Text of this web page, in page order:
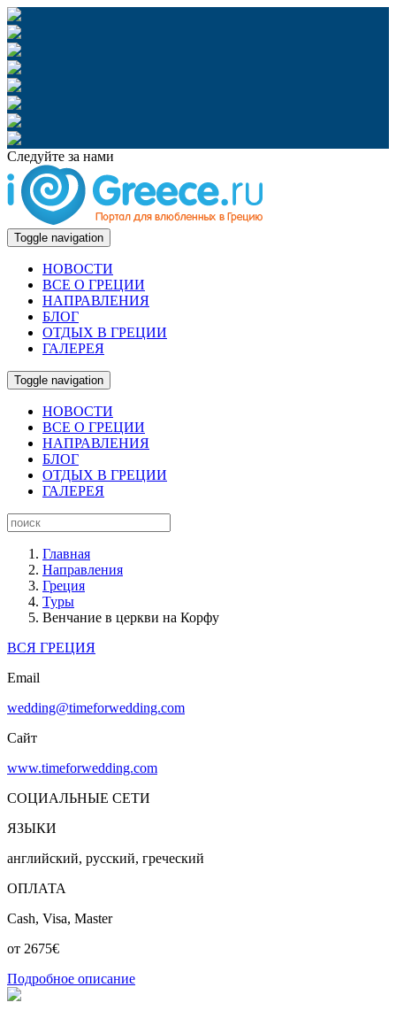
Следуйте за нами
Toggle navigation
НОВОСТИ
ВСЕ О ГРЕЦИИ
НАПРАВЛЕНИЯ
БЛОГ
ОТДЫХ В ГРЕЦИИ
ГАЛЕРЕЯ
Toggle navigation
НОВОСТИ
ВСЕ О ГРЕЦИИ
НАПРАВЛЕНИЯ
БЛОГ
ОТДЫХ В ГРЕЦИИ
ГАЛЕРЕЯ
Главная
Направления
Греция
Туры
Венчание в церкви на Корфу
ВСЯ ГРЕЦИЯ
Email
wedding@timeforwedding.com
Сайт
www.timeforwedding.com
СОЦИАЛЬНЫЕ СЕТИ
ЯЗЫКИ
английский, русский, греческий
ОПЛАТА
Cash, Visa, Master
oт 2675€
Подробное описание